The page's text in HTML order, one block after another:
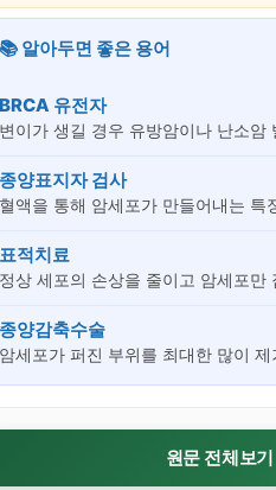
📚 알아두면 좋은 용어
BRCA 유전자
변이가 생길 경우 유방암이나 난소암
종양표지자 검사
혈액을 통해 암세포가 만들어내는 특
표적치료
정상 세포의 손상을 줄이고 암세포만
종양감축수술
암세포가 퍼진 부위를 최대한 많이
원문 전체보기